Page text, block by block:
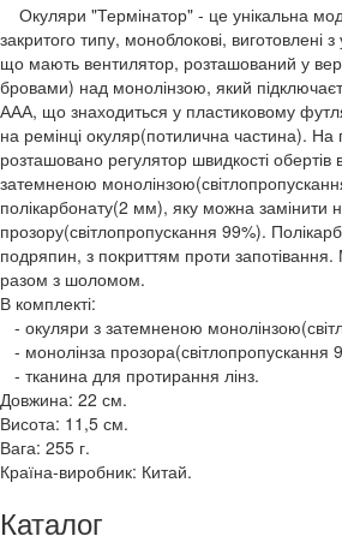
Окуляри "Термінатор" - це унікальна
закритого типу, моноблокові, виготовлені з
що мають вентилятор, розташований у
бровами) над монолінзою, який
ААА, що знаходиться у пластиковому
на ремінці окуляр(потилична частина). На
розташовано регулятор швидкості
затемненою
полікарбонату(2 мм), яку можна замінити
прозору(світлопропускання 99%).
подряпин, з покриттям проти
разом з шоломом.
В комплекті:
- окуляри з затемненою
- монолінза прозора(світлопропускання
- тканина для протирання лінз.
Довжина: 22 см.
Висота: 11,5 см.
Вага: 255 г.
Країна-виробник: Китай.
Каталог